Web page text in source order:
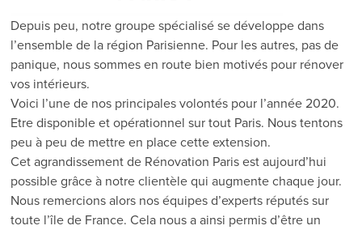
Depuis peu, notre groupe spécialisé se développe dans
l’ensemble de la région Parisienne. Pour les autres, pas de
panique, nous sommes en route bien motivés pour rénover
vos intérieurs.
Voici l’une de nos principales volontés pour l’année 2020.
Etre disponible et opérationnel sur tout Paris. Nous tentons
peu à peu de mettre en place cette extension.
Cet agrandissement de Rénovation Paris est aujourd’hui
possible grâce à notre clientèle qui augmente chaque jour.
Nous remercions alors nos équipes d’experts réputés sur
toute l’île de France. Cela nous a ainsi permis d’être un